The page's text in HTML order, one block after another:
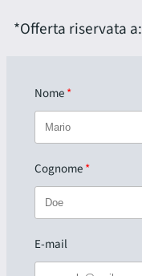
*Offerta riservata a:
Nome
Cognome
E-mail